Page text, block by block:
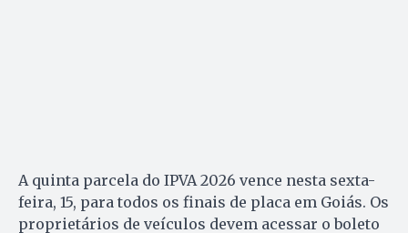
A quinta parcela do IPVA 2026 vence nesta sexta-
feira, 15, para todos os finais de placa em Goiás. Os
proprietários de veículos devem acessar o boleto